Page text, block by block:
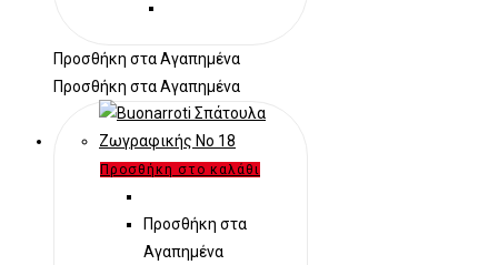
Προσθήκη στα Αγαπημένα
Προσθήκη στα Αγαπημένα
Προσθήκη στο καλάθι
Προσθήκη στα
Αγαπημένα